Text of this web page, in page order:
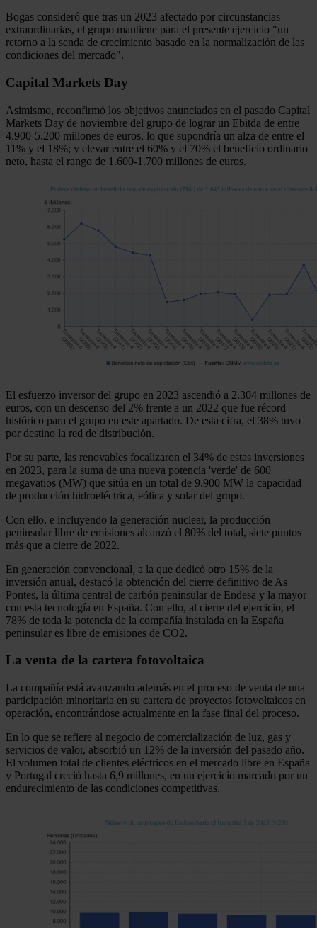
Bogas consideró que tras un 2023 afectado por circunstancias
extraordinarias, el grupo mantiene para el presente ejercicio "un
retorno a la senda de crecimiento basado en la normalización de las
condiciones del mercado".
Capital Markets Day
Asimismo, reconfirmó los objetivos anunciados en el pasado Capital
Markets Day de noviembre del grupo de lograr un Ebitda de entre
4.900-5.200 millones de euros, lo que supondría un alza de entre el
11% y el 18%; y elevar entre el 60% y el 70% el beneficio ordinario
neto, hasta el rango de 1.600-1.700 millones de euros.
El esfuerzo inversor del grupo en 2023 ascendió a 2.304 millones de
euros, con un descenso del 2% frente a un 2022 que fue récord
histórico para el grupo en este apartado. De esta cifra, el 38% tuvo
por destino la red de distribución.
Por su parte, las renovables focalizaron el 34% de estas inversiones
en 2023, para la suma de una nueva potencia 'verde' de 600
megavatios (MW) que sitúa en un total de 9.900 MW la capacidad
de producción hidroeléctrica, eólica y solar del grupo.
Con ello, e incluyendo la generación nuclear, la producción
peninsular libre de emisiones alcanzó el 80% del total, siete puntos
más que a cierre de 2022.
En generación convencional, a la que dedicó otro 15% de la
inversión anual, destacó la obtención del cierre definitivo de As
Pontes, la última central de carbón peninsular de Endesa y la mayor
con esta tecnología en España. Con ello, al cierre del ejercicio, el
78% de toda la potencia de la compañía instalada en la España
peninsular es libre de emisiones de CO2.
La venta de la cartera fotovoltaica
La compañía está avanzando además en el proceso de venta de una
participación minoritaria en su cartera de proyectos fotovoltaicos en
operación, encontrándose actualmente en la fase final del proceso.
En lo que se refiere al negocio de comercialización de luz, gas y
servicios de valor, absorbió un 12% de la inversión del pasado año.
El volumen total de clientes eléctricos en el mercado libre en España
y Portugal creció hasta 6,9 millones, en un ejercicio marcado por un
endurecimiento de las condiciones competitivas.